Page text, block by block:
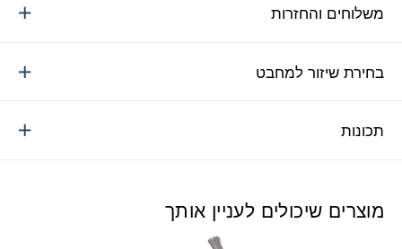
משלוחים והחזרות
בחירת שיזור למחבט
תכונות
מוצרים שיכולים לעניין אותך